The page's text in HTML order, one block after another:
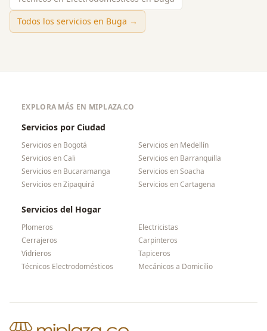
Todos los servicios en Buga →
EXPLORA MÁS EN MIPLAZA.CO
Servicios por Ciudad
Servicios en Bogotá Servicios en Medellín
Servicios enCali Servicios en Barranquilla
Servicios en Bucaramanga Servicios enSoacha
Servicios enZipaquirá Servicios enCartagena
Servicios del Hogar
Plomeros
Electricistas
Cerrajeros
Carpinteros
Vidrieros
Tapiceros
Técnicos Electrodomésticos
Mecánicos a Domicilio